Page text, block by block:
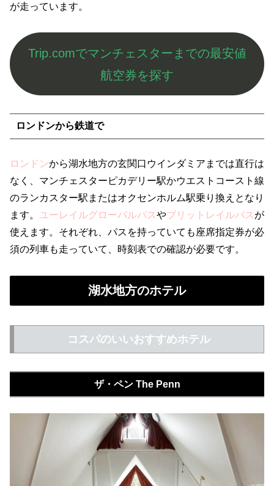
が走っています。
Trip.comでマンチェスターまでの最安値
航空券を探す
ロンドンから鉄道で
ロンドンから湖水地方の玄関口ウインダミアまでは直行は
なく、マンチェスターピカデリー駅かウエストコースト線
のランカスター駅またはオクセンホルム駅乗り換えとなり
ます。 ユーレイルグローバルパスやブリットレイルパス が
使えます。それぞれ、パスを持っていても座席指定券が必
須の列車も走っていて、時刻表での確認が必要です。
湖水地方のホテル
コスパのいいおすすめホテル
ザ・ペン The Penn